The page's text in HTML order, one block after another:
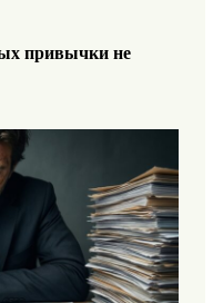
привычки не